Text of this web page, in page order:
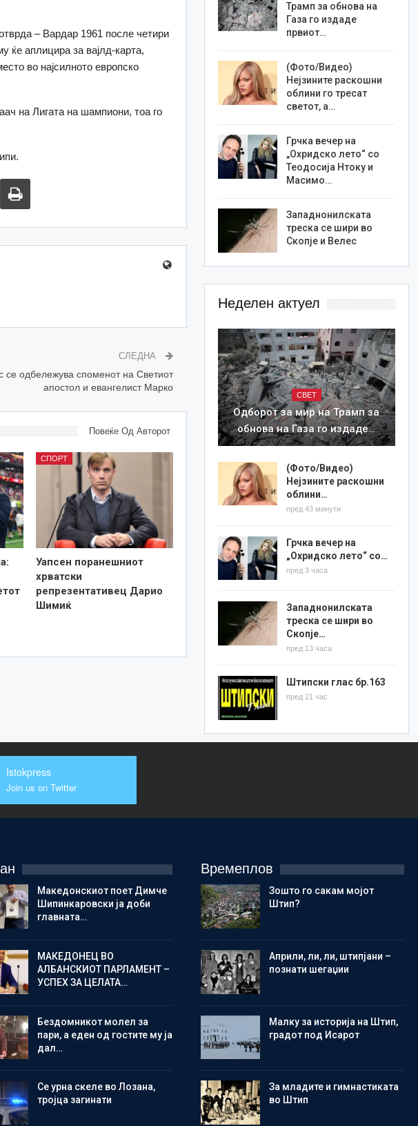
– Вардар 1961 после четири
ќе аплицира за вајлд-карта,
во најсилното европско
на Лигата на шампиони, тоа го
СЛЕДНА
се одбележува споменот на Светиот
апостол и евангелист Марко
Повеќе Од Авторот
СПОРТ
Уапсен поранешниот
хрватски
репрезентативец Дарио
Шимиќ
Трамп за обнова на
Газа го издаде
првиот…
(Фото/Видео)
Нејзините раскошни
облини го тресат
светот, а…
Грчка вечер на
„Охридско лето“ со
Теодосија Нтоку и
Масимо…
Западнонилската
треска се шири во
Скопје и Велес
Неделен актуел
СВЕТ
Одборот за мир на Трамп за
обнова на Газа го издаде…
(Фото/Видео)
Нејзините раскошни
облини…
пред 43 минути
Грчка вечер на
„Охридско лето“ со…
пред 3 часа
Западнонилската
треска се шири во
Скопје…
пред 13 часа
Штипски глас бр.163
пред 21 час
Istokpress
Join us on Twitter
Македонскиот поет Димче
Шипинкаровски ја доби
главната…
МАКЕДОНЕЦ ВО
АЛБАНСКИОТ ПАРЛАМЕНТ –
УСПЕХ ЗА ЦЕЛАТА…
Бездомникот молел за
пари, а еден од гостите му ја
дал…
Се урна скеле во Лозана,
тројца загинати
Времеплов
Зошто го сакам мојот
Штип?
Aприли, ли, ли, штипјани –
познати шегаџии
Малку за историја на Штип,
градот под Исарот
Зa младите и гимнастиката
во Штип